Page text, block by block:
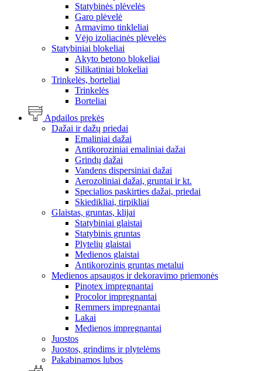
Statybinės plėvelės
Garo plėvelė
Armavimo tinkleliai
Vėjo izoliacinės plėvelės
Statybiniai blokeliai
Akyto betono blokeliai
Silikatiniai blokeliai
Trinkelės, borteliai
Trinkelės
Borteliai
Apdailos prekės
Dažai ir dažų priedai
Emaliniai dažai
Antikoroziniai emaliniai dažai
Grindų dažai
Vandens dispersiniai dažai
Aerozoliniai dažai, gruntai ir kt.
Specialios paskirties dažai, priedai
Skiedikliai, tirpikliai
Glaistas, gruntas, klijai
Statybiniai glaistai
Statybinis gruntas
Plytelių glaistai
Medienos glaistai
Antikorozinis gruntas metalui
Medienos apsaugos ir dekoravimo priemonės
Pinotex impregnantai
Procolor impregnantai
Remmers impregnantai
Lakai
Medienos impregnantai
Juostos
Juostos, grindims ir plytelėms
Pakabinamos lubos